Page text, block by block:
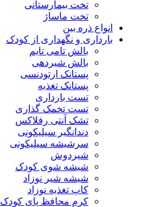
تخت بیمارستانی
تخت ماساژ
انواع ذره بین
بارداری و نگهداری از کودک
بالش تامی تایم
بالش شیردهی
پستانک ارتودنسی
پستانک تغذیه
تست بارداری
تست تخمک گذاری
تشک آنتی رفلاکس
دندانگیر سیلیکونی
سرشیشه سیلیکونی
شیردوش
شیشه شوی کودک
شیشه شیر نوزاد
کاپ تغذیه نوزاد
کرم محافظ پای کودک